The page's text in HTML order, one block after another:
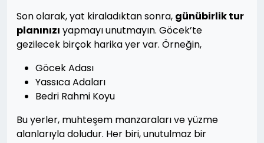
Son olarak, yat kiraladıktan sonra, günübirlik tur
planınızı yapmayı unutmayın. Göcek’te
gezilecek birçok harika yer var. Örneğin,
Göcek Adası
Yassıca Adaları
Bedri Rahmi Koyu
Bu yerler, muhteşem manzaraları ve yüzme
alanlarıyla doludur. Her biri, unutulmaz bir